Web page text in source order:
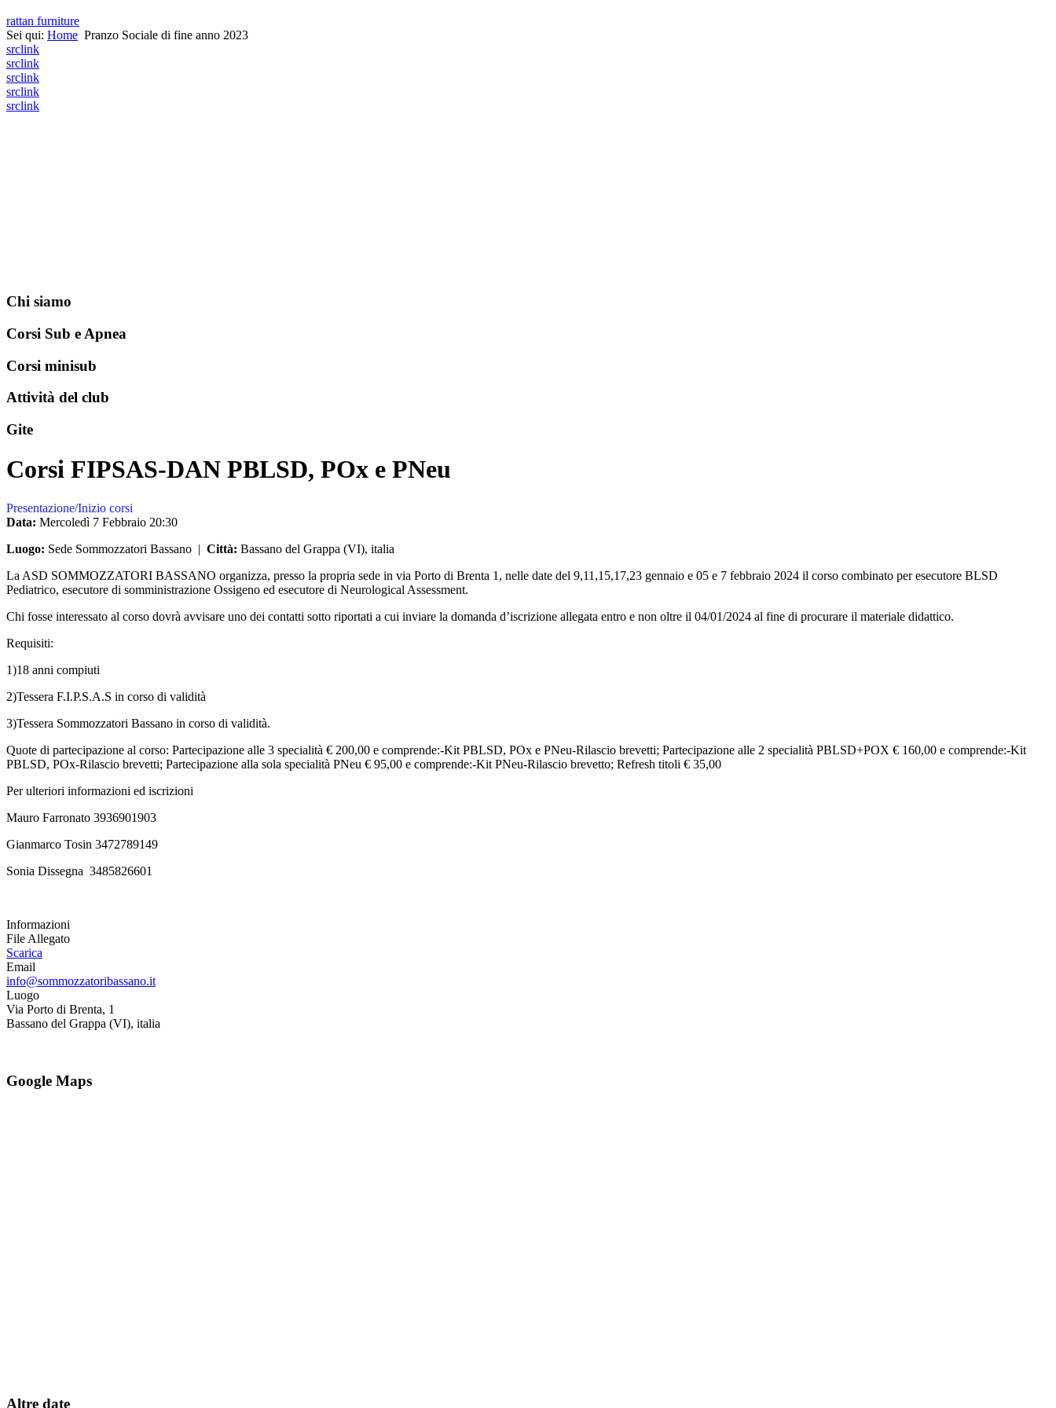
rattan furniture
Sei qui: Home Pranzo Sociale di fine anno 2023
srclink
srclink
srclink
srclink
srclink
Chi siamo
Corsi Sub e Apnea
Corsi minisub
Attività del club
Gite
Corsi FIPSAS-DAN PBLSD, POx e PNeu
Presentazione/Inizio corsi
Data: Mercoledì 7 Febbraio 20:30
Luogo: Sede Sommozzatori Bassano | Città: Bassano del Grappa (VI), italia
La ASD SOMMOZZATORI BASSANO organizza, presso la propria sede in via Porto di Brenta 1, nelle date del 9,11,15,17,23 gennaio e 05 e 7 febbraio 2024 il corso combinato per esecutore BLSD
Pediatrico, esecutore di somministrazione Ossigeno ed esecutore di Neurological Assessment.
Chi fosse interessato al corso dovrà avvisare uno dei contatti sotto riportati a cui inviare la domanda d’iscrizione allegata entro e non oltre il 04/01/2024 al fine di procurare il materiale didattico.
Requisiti:
1)18 anni compiuti
2)Tessera F.I.P.S.A.S in corso di validità
3)Tessera Sommozzatori Bassano in corso di validità.
Quote di partecipazione al corso: Partecipazione alle 3 specialità € 200,00 e comprende:-Kit PBLSD, POx e PNeu-Rilascio brevetti; Partecipazione alle 2 specialità PBLSD+POX € 160,00 e comprende:-Kit
PBLSD, POx-Rilascio brevetti; Partecipazione alla sola specialità PNeu € 95,00 e comprende:-Kit PNeu-Rilascio brevetto; Refresh titoli € 35,00
Per ulteriori informazioni ed iscrizioni
Mauro Farronato 3936901903
Gianmarco Tosin 3472789149
Sonia Dissegna 3485826601
Informazioni
File Allegato
Scarica
Email
info@sommozzatoribassano.it
Luogo
Via Porto di Brenta, 1
Bassano del Grappa (VI), italia
Google Maps
Altre date